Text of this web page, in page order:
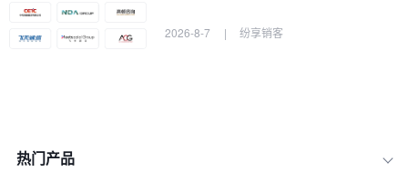
2026-8-7 | 纷享销客
热门产品